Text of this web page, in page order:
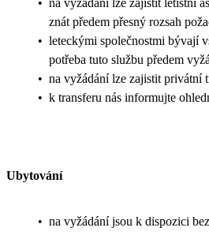
• na vyžádání lze zajistit letištní
znát předem přesný rozsah
• leteckými společnostmi bývají
potřeba tuto službu předem
• na vyžádání lze zajistit privátní
• k transferu nás informujte
Ubytování
• na vyžádání jsou k dispozici